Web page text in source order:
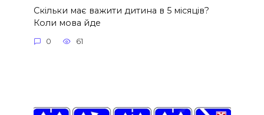
Скільки має важити дитина в 5 місяців?
Коли мова йде
0 61